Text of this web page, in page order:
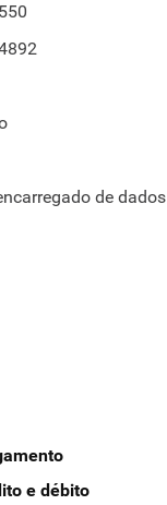
de dados
e débito